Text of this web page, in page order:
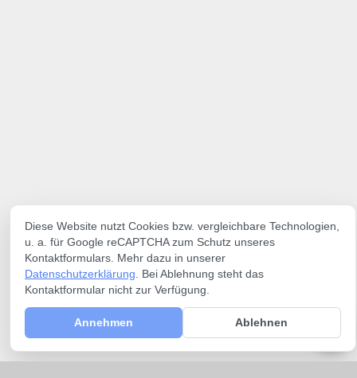
Diese Website nutzt Cookies bzw. vergleichbare Technologien,
u. a. für Google reCAPTCHA zum Schutz unseres
Kontaktformulars. Mehr dazu in unserer
Datenschutzerklärung . Bei Ablehnung steht das
Kontaktformular nicht zur Verfügung.
Annehmen Ablehnen